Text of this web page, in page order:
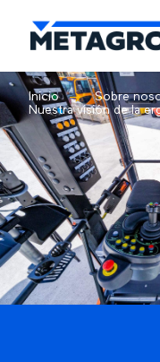
Inicio
Sobre
Nuestra visión de la